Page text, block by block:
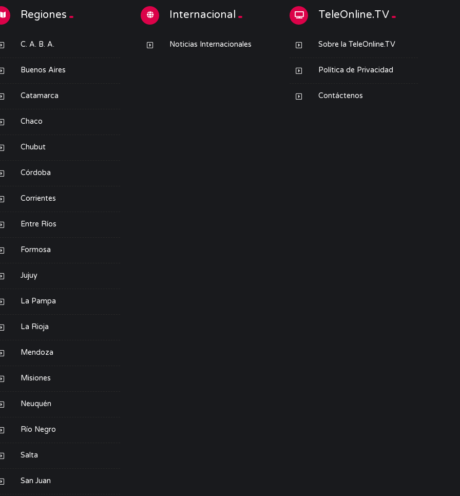
Regiones
C. A. B. A.
Buenos Aires
Catamarca
Chaco
Chubut
Córdoba
Corrientes
Entre Ríos
Formosa
Jujuy
La Pampa
La Rioja
Mendoza
Misiones
Neuquén
Río Negro
Salta
San Juan
Internacional
Noticias Internacionales
TeleOnline.TV
Sobre la TeleOnline.TV
Política de Privacidad
Contáctenos